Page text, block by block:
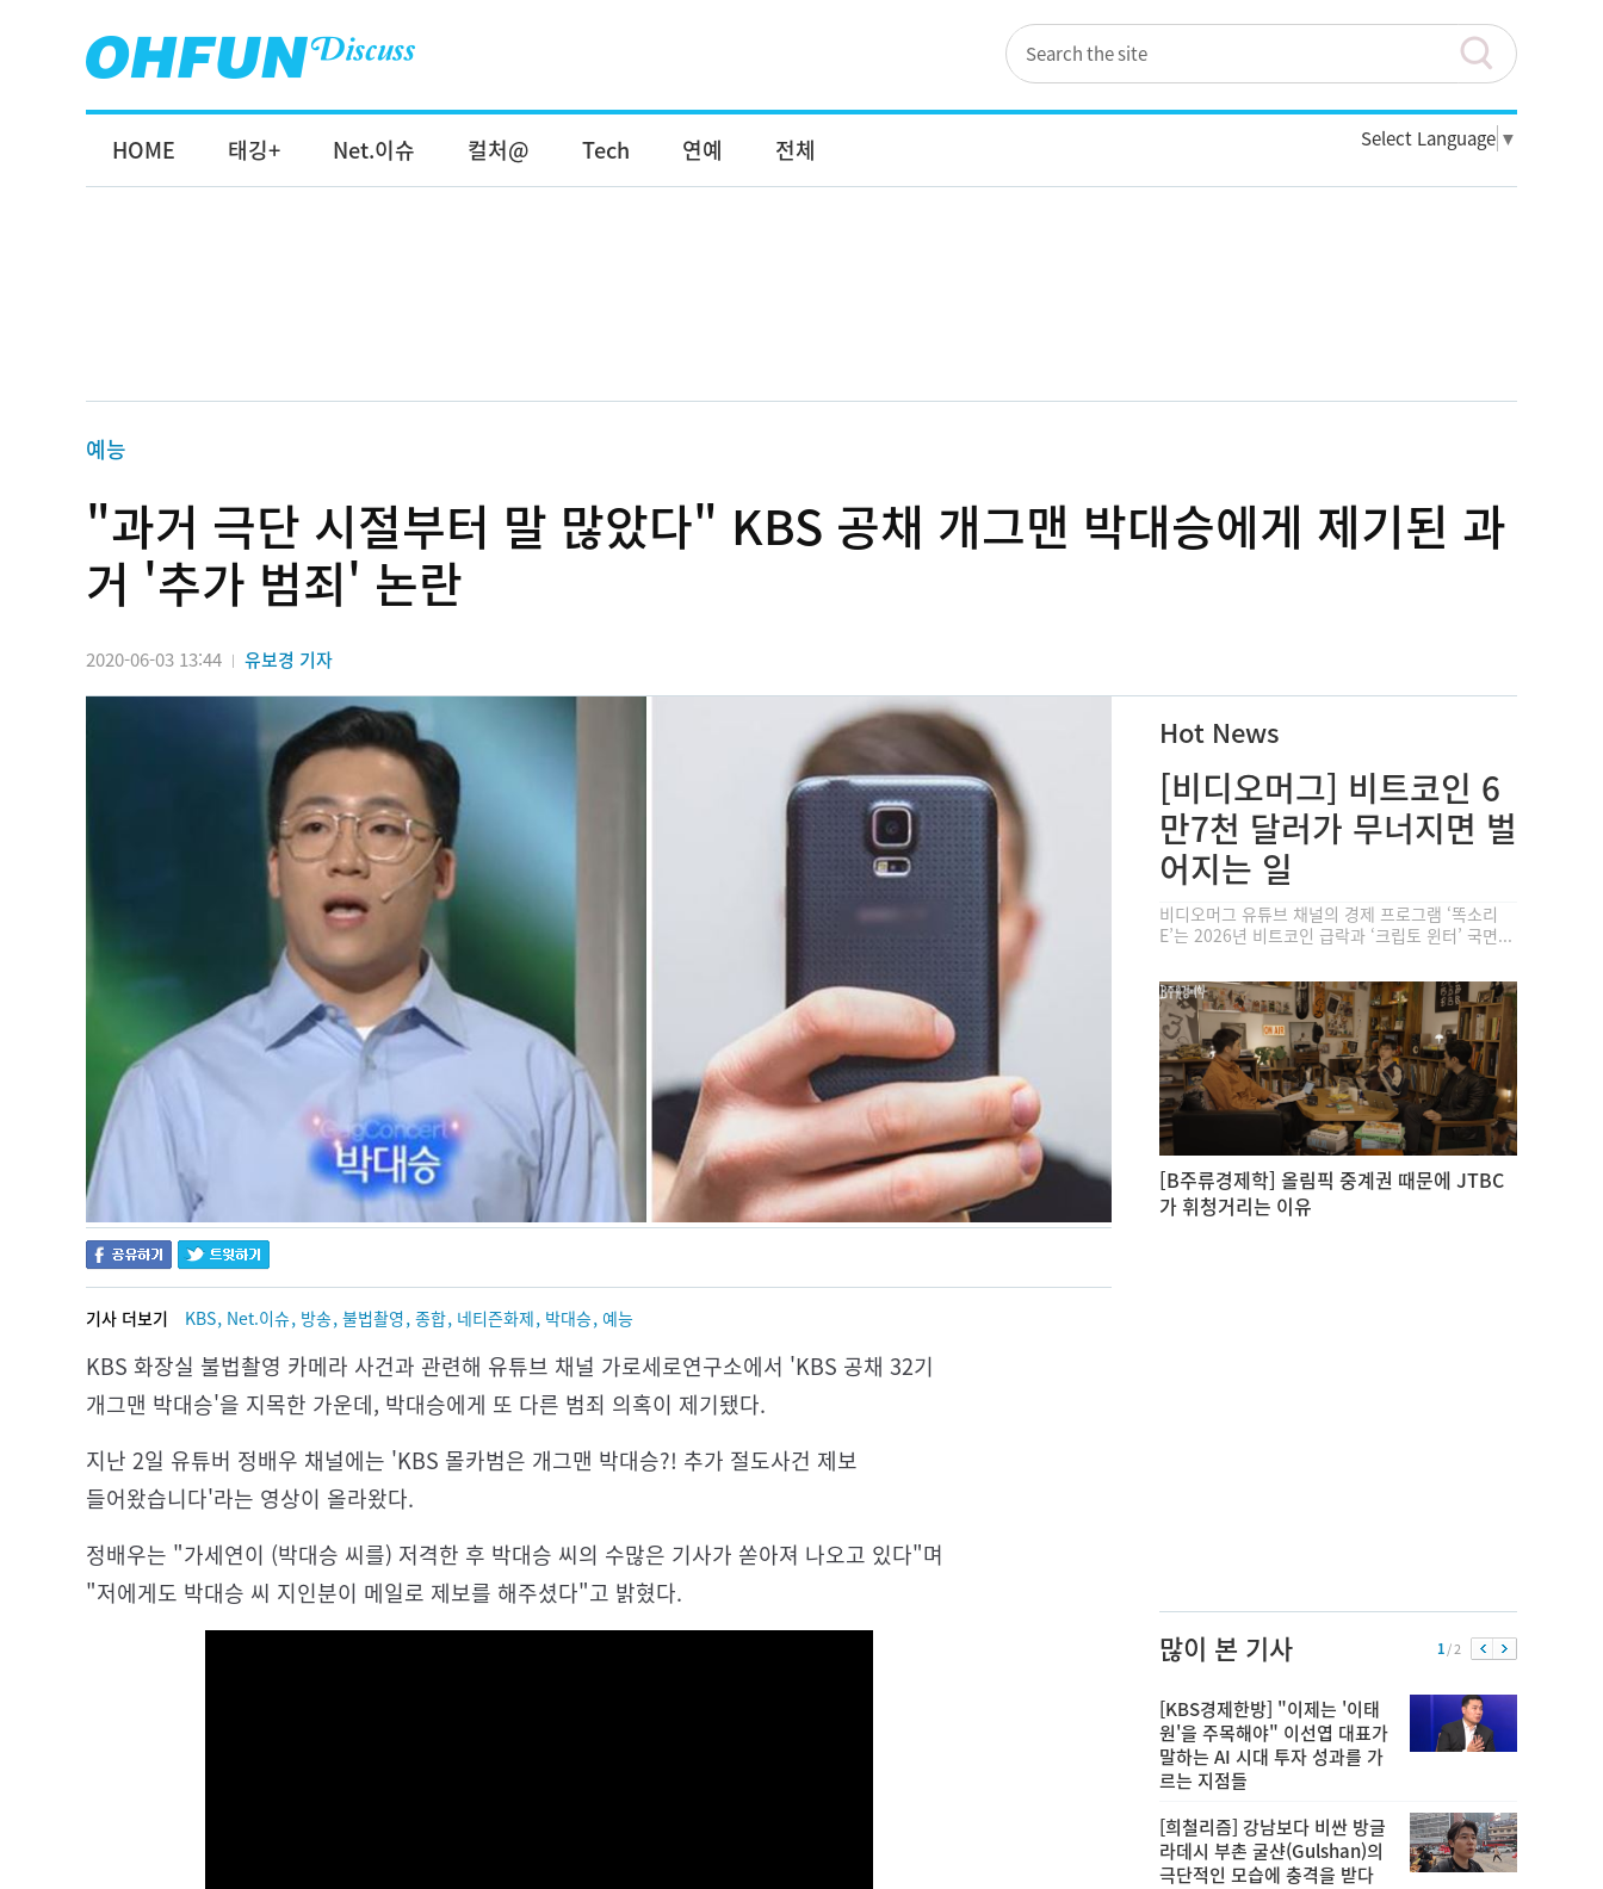
HOME 태깅+ Net.이슈 컬처@ Tech 연예 전체 Select Language ▼
예능
"과거 극단 시절부터 말 많았다" KBS 공채 개그맨 박대승에게 제기된 과
거 '추가 범죄' 논란
2020-06-03 13:44 | 유보경 기자
기사 더보기 KBS, Net.이슈, 방송, 불법촬영, 종합, 네티즌화제, 박대승, 예능
KBS 화장실 불법촬영 카메라 사건과 관련해 유튜브 채널 가로세로연구소에서 'KBS 공채 32기
개그맨 박대승'을 지목한 가운데, 박대승에게 또 다른 범죄 의혹이 제기됐다.
지난 2일 유튜버 정배우 채널에는 'KBS 몰카범은 개그맨 박대승?! 추가 절도사건 제보
들어왔습니다'라는 영상이 올라왔다.
정배우는 "가세연이 (박대승 씨를) 저격한 후 박대승 씨의 수많은 기사가 쏟아져 나오고 있다"며
"저에게도 박대승 씨 지인분이 메일로 제보를 해주셨다"고 밝혔다.
Hot News
[비디오머그] 비트코인 6
만7천 달러가 무너지면 벌
어지는 일
비디오머그 유튜브 채널의 경제 프로그램 ‘똑소리
E’는 2026년 비트코인 급락과 ‘크립토 윈터’ 국면...
[B주류경제학] 올림픽 중계권 때문에 JTBC
가 휘청거리는 이유
많이 본 기사 1/ 2
[KBS경제한방] "이제는 '이태
원'을 주목해야" 이선엽 대표가
말하는 AI 시대 투자 성과를 가
르는 지점들
[희철리즘] 강남보다 비싼 방글
라데시 부촌 굴샨(Gulshan)의
극단적인 모습에 충격을 받다